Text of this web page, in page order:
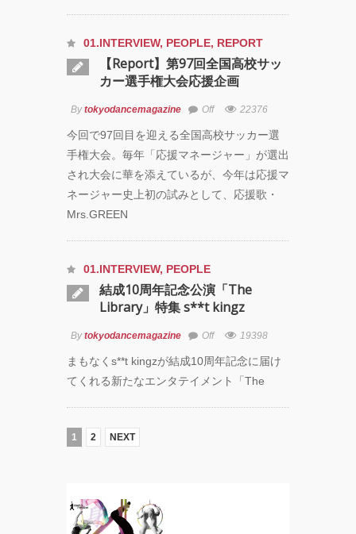
01.INTERVIEW, PEOPLE, REPORT
【Report】第97回全国高校サッ
カー選手権大会応援企画
Bytokyodancemagazine Off 22376
今回で97回目を迎える全国高校サッカー選
手権大会。毎年「応援マネージャー」が選出
され大会に華を添えているが、今年は応援マ
ネージャー史上初の試みとして、応援歌・
Mrs.GREEN
01.INTERVIEW, PEOPLE
結成10周年記念公演「The
Library」特集 s**t kingz
Bytokyodancemagazine Off 19398
まもなくs**t kingzが結成10周年記念に届け
てくれる新たなエンタテイメント「The
1 2 NEXT